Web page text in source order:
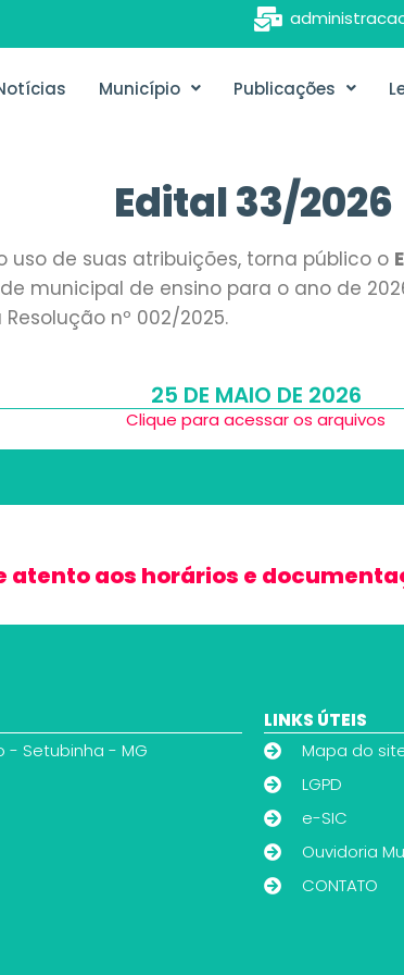
Município Publicações
Edital 33/2026
uso de suas atribuições, torna público o
municipal de ensino para o ano de
nº 002/2025.
25 DE MAIO DE 2026
Clique para acessar os arquivos
atento aos horários e
- Setubinha - MG
LINKS ÚTEIS
Mapa do
LGPD
e-SIC
Ouvidoria
CONTATO